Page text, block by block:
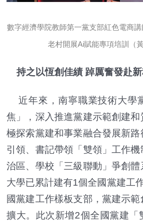
數字經濟學院教師第一黨支部紅色電商
老村開展Ai賦能專項培訓（黃
持之以恆創佳績 踔厲奮發赴
近年來，南寧職業技術大學
焦」，深入推進黨建示範創建
極探索黨建和事業融合發展新
引領、書記帶領「雙領」工作機
治區、學校「三級聯動」爭創
大學已累計建有1個全國黨建工
國黨建工作樣板支部，黨建示
擴大。此次新增2個全國黨建「